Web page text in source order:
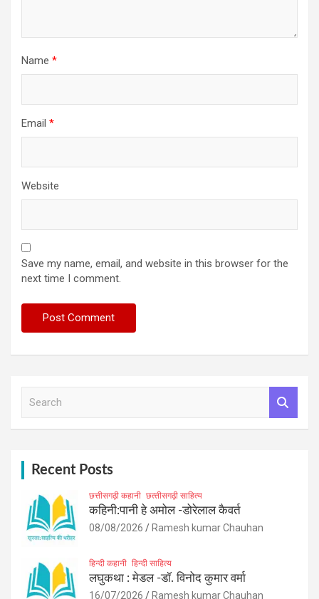
Name *
Email *
Website
Save my name, email, and website in this browser for the
next time I comment.
Recent Posts
छत्तीसगढ़ी कहानी छत्‍तीसगढ़ी साहित्‍य
कहिनी:पानी हे अमोल -डोरेलाल कैवर्त
08/08/2026 Ramesh kumar Chauhan
हिन्दी कहानी हिन्दी साहित्य
लघुकथा : मेडल -डॉ. विनोद कुमार वर्मा
16/07/2026 Ramesh kumar Chauhan